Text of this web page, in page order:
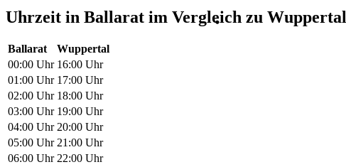
Uhrzeit in Ballarat im Vergleich zu Wuppertal
Ballarat
Wuppertal
00:00 Uhr 16:00 Uhr
01:00 Uhr 17:00 Uhr
02:00 Uhr 18:00 Uhr
03:00 Uhr 19:00 Uhr
04:00 Uhr 20:00 Uhr
05:00 Uhr 21:00 Uhr
06:00 Uhr 22:00 Uhr